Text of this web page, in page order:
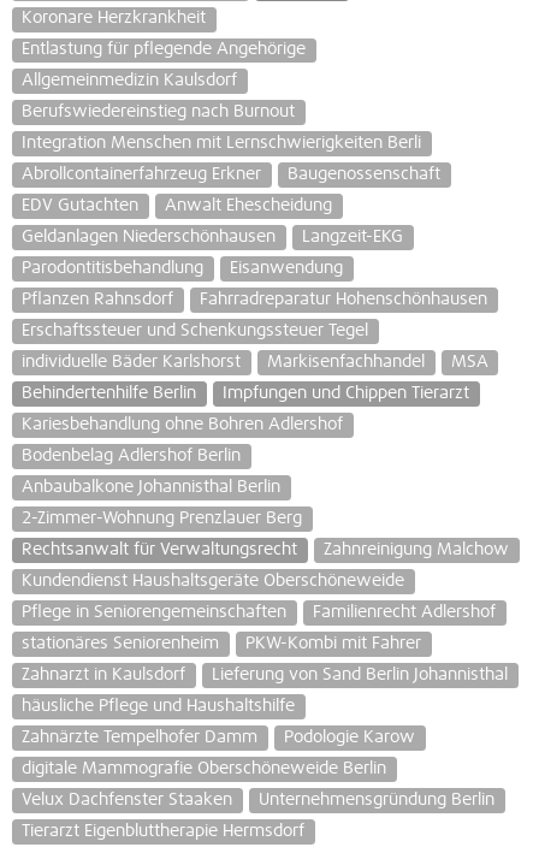
Koronare Herzkrankheit
Entlastung für pflegende Angehörige
Allgemeinmedizin Kaulsdorf
Berufswiedereinstieg nach Burnout
Integration Menschen mit Lernschwierigkeiten Berli
Abrollcontainerfahrzeug Erkner
Baugenossenschaft
EDV Gutachten
Anwalt Ehescheidung
Geldanlagen Niederschönhausen
Langzeit-EKG
Parodontitisbehandlung
Eisanwendung
Pflanzen Rahnsdorf
Fahrradreparatur Hohenschönhausen
Erschaftssteuer und Schenkungssteuer Tegel
individuelle Bäder Karlshorst
Markisenfachhandel
MSA
Behindertenhilfe Berlin
Impfungen und Chippen Tierarzt
Kariesbehandlung ohne Bohren Adlershof
Bodenbelag Adlershof Berlin
Anbaubalkone Johannisthal Berlin
2-Zimmer-Wohnung Prenzlauer Berg
Rechtsanwalt für Verwaltungsrecht
Zahnreinigung Malchow
Kundendienst Haushaltsgeräte Oberschöneweide
Pflege in Seniorengemeinschaften
Familienrecht Adlershof
stationäres Seniorenheim
PKW-Kombi mit Fahrer
Zahnarzt in Kaulsdorf
Lieferung von Sand Berlin Johannisthal
häusliche Pflege und Haushaltshilfe
Zahnärzte Tempelhofer Damm
Podologie Karow
digitale Mammografie Oberschöneweide Berlin
Velux Dachfenster Staaken
Unternehmensgründung Berlin
Tierarzt Eigenbluttherapie Hermsdorf